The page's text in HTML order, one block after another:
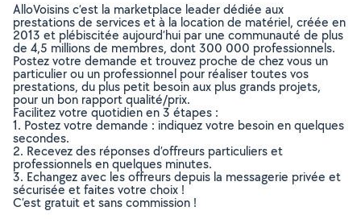
AlloVoisins c’est la marketplace leader dédiée aux
prestations de services et à la location de matériel, créée en
2013 et plébiscitée aujourd’hui par une communauté de plus
de 4,5 millions de membres, dont 300 000 professionnels.
Postez votre demande et trouvez proche de chez vous un
particulier ou un professionnel pour réaliser toutes vos
prestations, du plus petit besoin aux plus grands projets,
pour un bon rapport qualité/prix.
Facilitez votre quotidien en 3 étapes :
1. Postez votre demande : indiquez votre besoin en quelques
secondes.
2. Recevez des réponses d’offreurs particuliers et
professionnels en quelques minutes.
3. Echangez avec les offreurs depuis la messagerie privée et
sécurisée et faites votre choix !
C’est gratuit et sans commission !